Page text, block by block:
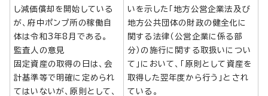
し減価償却を開始している
が、府中ポンプ所の稼働自
体は令和3年8月である。
監査人の意見
固定資産の取得の日は、会
計基準等で明確に定められ
てはいないが、原則として、
いを示した「地方公営企業法及び
地方公共団体の財政の健全化に
関する法律（公営企業に係る部
分）の施行に関する取扱いについ
て」において、「原則として資産を
取得した翌年度から行う」とされ
ている。